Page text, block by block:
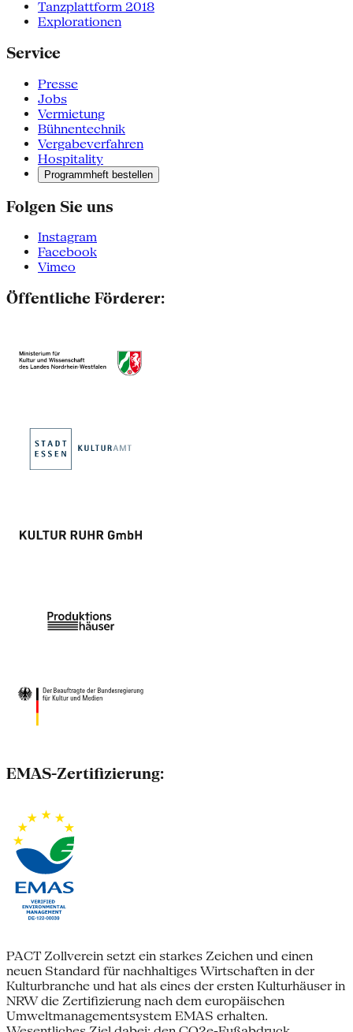
Tanzplattform 2018
Explorationen
Service
Presse
Jobs
Vermietung
Bühnentechnik
Vergabeverfahren
Hospitality
Programmheft bestellen
Folgen Sie uns
Instagram
Facebook
Vimeo
Öffentliche Förderer:
EMAS-Zertifizierung:
PACT Zollverein setzt ein starkes Zeichen und einen
neuen Standard für nachhaltiges Wirtschaften in der
Kulturbranche und hat als eines der ersten Kulturhäuser in
NRW die Zertifizierung nach dem europäischen
Umweltmanagementsystem EMAS erhalten.